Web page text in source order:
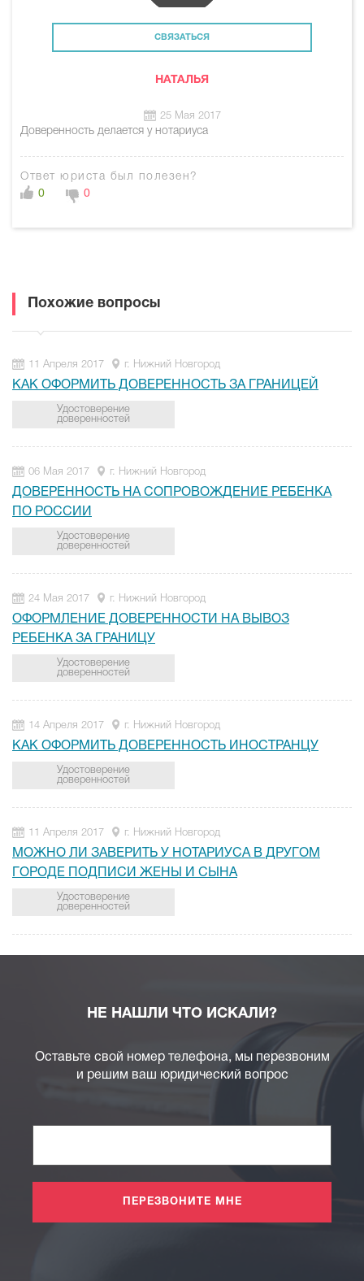
СВЯЗАТЬСЯ
НАТАЛЬЯ
25 Мая 2017
Доверенность делается у нотариуса
Ответ юриста был полезен?
0
0
Похожие вопросы
11 Апреля 2017 г. Нижний Новгород
КАК ОФОРМИТЬ ДОВЕРЕННОСТЬ ЗА ГРАНИЦЕЙ
Удостоверение
доверенностей
06 Мая 2017 г. Нижний Новгород
ДОВЕРЕННОСТЬ НА СОПРОВОЖДЕНИЕ РЕБЕНКА
ПО РОССИИ
Удостоверение
доверенностей
24 Мая 2017 г. Нижний Новгород
ОФОРМЛЕНИЕ ДОВЕРЕННОСТИ НА ВЫВОЗ
РЕБЕНКА ЗА ГРАНИЦУ
Удостоверение
доверенностей
14 Апреля 2017 г. Нижний Новгород
КАК ОФОРМИТЬ ДОВЕРЕННОСТЬ ИНОСТРАНЦУ
Удостоверение
доверенностей
11 Апреля 2017 г. Нижний Новгород
МОЖНО ЛИ ЗАВЕРИТЬ У НОТАРИУСА В ДРУГОМ
ГОРОДЕ ПОДПИСИ ЖЕНЫ И СЫНА
Удостоверение
доверенностей
НЕ НАШЛИ ЧТО ИСКАЛИ?
Оставьте свой номер телефона, мы перезвоним
и решим ваш юридический вопрос
ПЕРЕЗВОНИТЕ МНЕ